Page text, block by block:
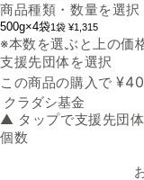
商品種類・数量を選択
500g×4袋1袋 ¥1,315
※本数を選ぶと上の価
支援先団体を選択
この商品の購入で¥40
支援先団体
▲ タップで支援先団
個数スミフル「紅はるか